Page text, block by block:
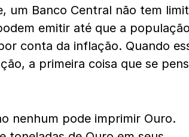
um Banco Central não tem
emitir até que a população
conta da inflação. Quando
a primeira coisa que se
nenhum pode imprimir Ouro.